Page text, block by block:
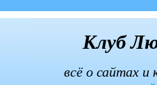
Клуб
всё о сайтах и